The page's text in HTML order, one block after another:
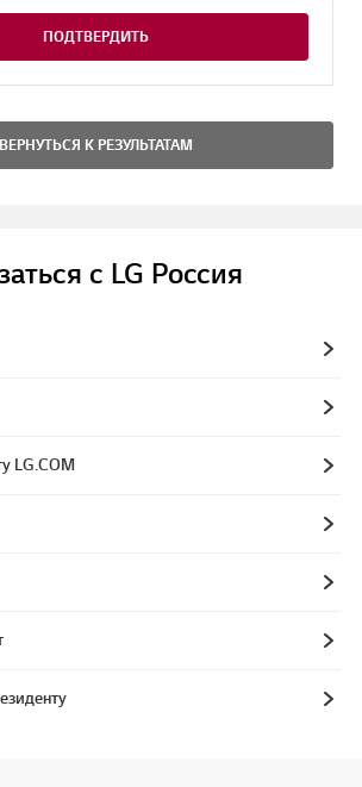
ПОДТВЕРДИТЬ
ВЕРНУТЬСЯ К РЕЗУЛЬТАТАМ
с LG Россия
LG.COM